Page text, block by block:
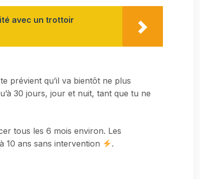
avec un trottoir
prévient qu’il va bientôt ne plus
30 jours, jour et nuit, tant que tu ne
tous les 6 mois environ. Les
10 ans sans intervention
.